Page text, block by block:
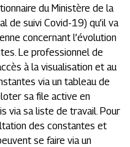
du Ministère de la
de suivi Covid-19) qu’il va
concernant l’évolution
Le professionnel de
à la visualisation et au
via un tableau de
sa file active en
via sa liste de travail. Pour
des constantes et
se faire via un